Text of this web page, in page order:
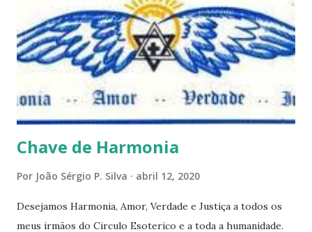
do texto clicando em novo comentário e acompanhar as
respostas e sugestões dos demais. Não estranhem o fato
de que teremos mais perguntas do que respostas, mais
reflexões do que formulações prontas, pois as perguntas
parecem contribuir mais para o aprendizado do que as
afirmações. Quem de nós pode de fato afirmar alguma coi...
Chave de Harmonia
Por João Sérgio P. Silva abril 12, 2020
Desejamos Harmonia, Amor, Verdade e Justiça a todos os
meus irmãos do Circulo Esoterico e a toda a humanidade.